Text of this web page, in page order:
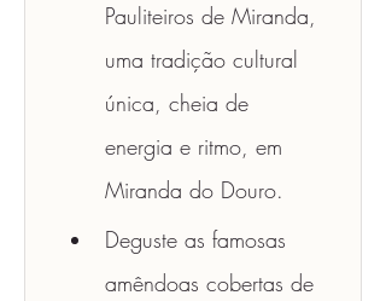
Pauliteiros de Miranda,
uma tradição cultural
única, cheia de
energia e ritmo, em
Miranda do Douro.
Deguste as famosas
amêndoas cobertas de